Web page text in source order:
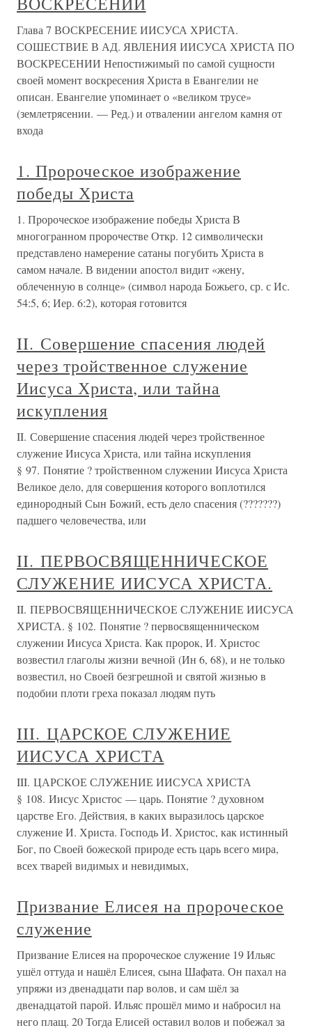
Глава 7 ВОСКРЕСЕНИЕ ИИСУСА ХРИСТА.
СОШЕСТВИЕ В АД. ЯВЛЕНИЯ ИИСУСА ХРИСТА ПО
ВОСКРЕСЕНИИ Непостижимый по самой сущности
своей момент воскресения Христа в Евангелии не
описан. Евангелие упоминает о «великом трусе»
(землетрясении. — Ред.) и отвалении ангелом камня от
входа
1. Пророческое изображение
победы Христа
1. Пророческое изображение победы Христа В
многогранном пророчестве Откр. 12 символически
представлено намерение сатаны погубить Христа в
самом начале. В видении апостол видит «жену,
облеченную в солнце» (символ народа Божьего, ср. с Ис.
54:5, 6; Иер. 6:2), которая готовится
II. Совершение спасения людей
через тройственное служение
Иисуса Христа, или тайна
искупления
II. Совершение спасения людей через тройственное
служение Иисуса Христа, или тайна искупления
§ 97. Понятие ? тройственном служении Иисуса Христа
Великое дело, для совершения которого воплотился
единородный Сын Божий, есть дело спасения (???????)
падшего человечества, или
II. ПЕРВОСВЯЩЕННИЧЕСКОЕ
СЛУЖЕНИЕ ИИСУСА ХРИСТА.
II. ПЕРВОСВЯЩЕННИЧЕСКОЕ СЛУЖЕНИЕ ИИСУСА
ХРИСТА. § 102. Понятие ? первосвященническом
служении Иисуса Христа. Как пророк, И. Христос
возвестил глаголы жизни вечной (Ин 6, 68), и не только
возвестил, но Своей безгрешной и святой жизнью в
подобии плоти греха показал людям путь
III. ЦАРСКОЕ СЛУЖЕНИЕ
ИИСУСА ХРИСТА
III. ЦАРСКОЕ СЛУЖЕНИЕ ИИСУСА ХРИСТА
§ 108. Иисус Христос — царь. Понятие ? духовном
царстве Его. Действия, в каких выразилось царское
служение И. Христа. Господь И. Христос, как истинный
Бог, по Своей божеской природе есть царь всего мира,
всех тварей видимых и невидимых,
Призвание Елисея на пророческое
служение
Призвание Елисея на пророческое служение 19 Ильяс
ушёл оттуда и нашёл Елисея, сына Шафата. Он пахал на
упряжи из двенадцати пар волов, и сам шёл за
двенадцатой парой. Ильяс прошёл мимо и набросил на
него плащ. 20 Тогда Елисей оставил волов и побежал за